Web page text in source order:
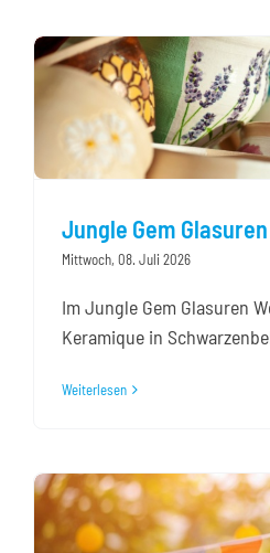
Jungle Gem
Mittwoch, 08. Juli 2026
Im Jungle Gem Glasuren
Keramique in
Weiterlesen